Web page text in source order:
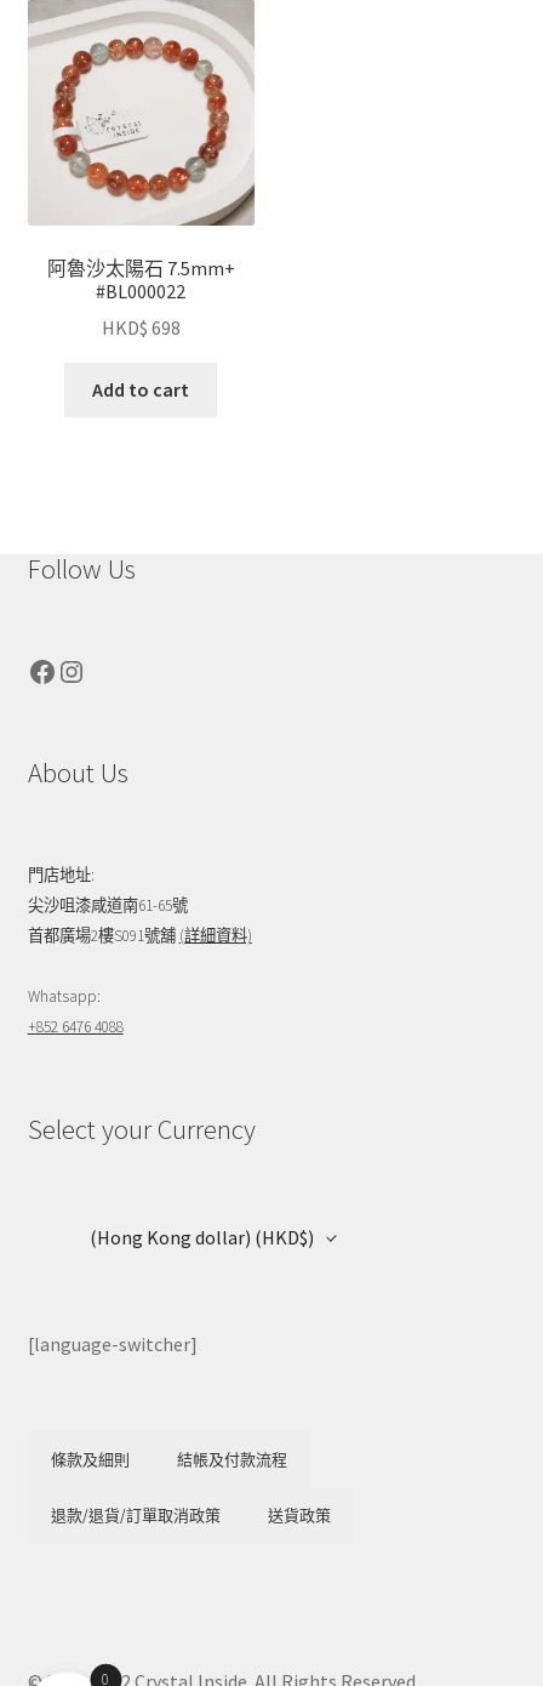
阿魯沙太陽石 7.5mm+
#BL000022
HKD$ 698
Add to cart
Follow Us
Facebook
Instagram
About Us
門店地址:
尖沙咀漆咸道南61-65號
首都廣場2樓S091號舖 (詳細資料)
Whatsapp:
+852 6476 4088
Select your Currency
(Hong Kong dollar) (HKD$)
[language-switcher]
條款及細則 結帳及付款流程
退款/退貨/訂單取消政策 送貨政策
0